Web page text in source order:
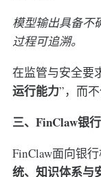
模型输出具备不
过程可追溯。
在监管与安全要
运行能力”，而
三、FinClaw银
FinClaw面向银
统、知识体系与